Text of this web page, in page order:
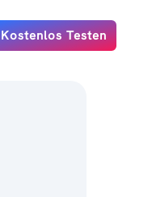
Kostenlos Testen